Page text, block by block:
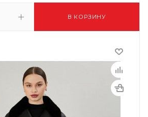
В КОРЗИНУ